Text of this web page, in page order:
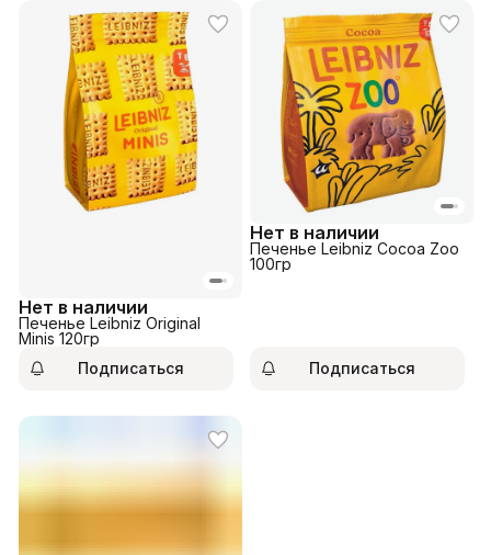
Нет в наличии
Печенье Leibniz Original
Minis 120гр
Подписаться
Нет в наличии
Печенье Leibniz Cocoa Zoo
100гр
Подписаться